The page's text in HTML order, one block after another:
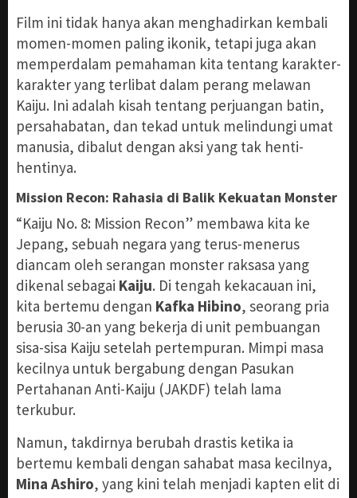
Film ini tidak hanya akan menghadirkan kembali
momen-momen paling ikonik, tetapi juga akan
memperdalam pemahaman kita tentang karakter-
karakter yang terlibat dalam perang melawan
Kaiju. Ini adalah kisah tentang perjuangan batin,
persahabatan, dan tekad untuk melindungi umat
manusia, dibalut dengan aksi yang tak henti-
hentinya.
Mission Recon: Rahasia di Balik Kekuatan Monster
“Kaiju No. 8: Mission Recon” membawa kita ke
Jepang, sebuah negara yang terus-menerus
diancam oleh serangan monster raksasa yang
dikenal sebagai Kaiju. Di tengah kekacauan ini,
kita bertemu dengan Kafka Hibino, seorang pria
berusia 30-an yang bekerja di unit pembuangan
sisa-sisa Kaiju setelah pertempuran. Mimpi masa
kecilnya untuk bergabung dengan Pasukan
Pertahanan Anti-Kaiju (JAKDF) telah lama
terkubur.
Namun, takdirnya berubah drastis ketika ia
bertemu kembali dengan sahabat masa kecilnya,
Mina Ashiro, yang kini telah menjadi kapten elit di